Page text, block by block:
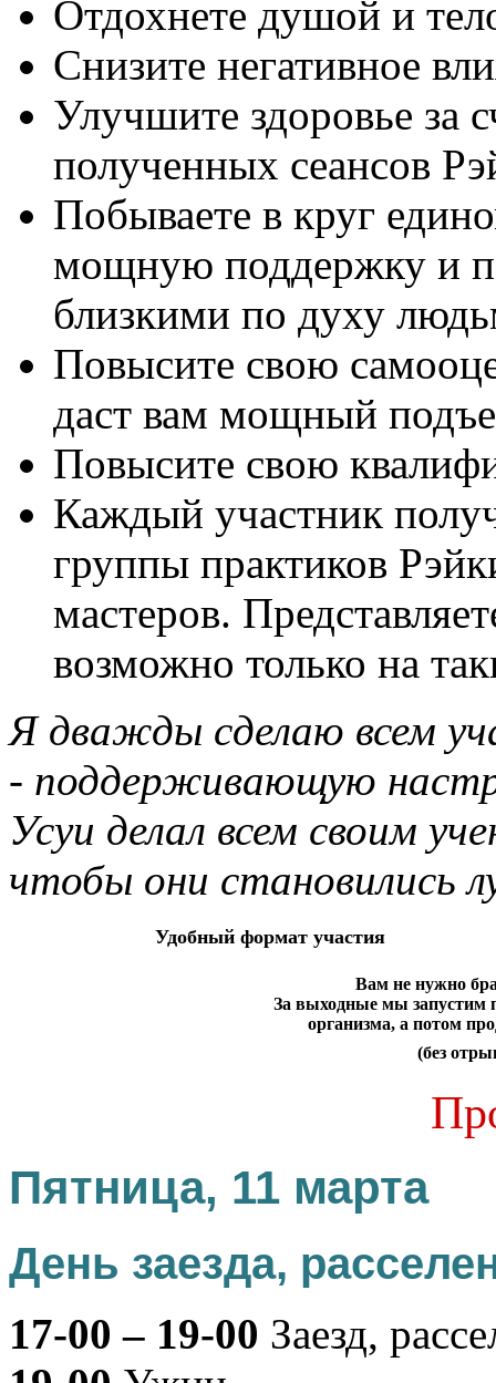
Отдохнете душой и
Снизите негативное
Улучшите здоровье за
полученных сеансов
Побываете в круг
мощную поддержку и
близкими по духу
Повысите свою
даст вам мощный
Повысите свою
Каждый участник
группы практиков
мастеров.
возможно только на
Я дважды сделаю всем
- поддерживающую
Усуи делал всем своим
чтобы они становились
Удобный формат участия
Вам не нужно
За выходные мы запустим
организма, а потом
(без
Пятница, 11 марта
День заезда,
17-00 – 19-00 Заезд,